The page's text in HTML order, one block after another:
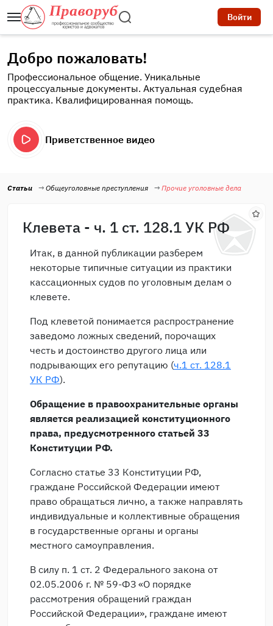
Войти
Добро пожаловать!
Профессиональное общение. Уникальные
процессуальные документы. Актуальная судебная
практика. Квалифицированная помощь.
Приветственное видео
Статьи Общеуголовные преступления Прочие уголовные дела
Клевета - ч. 1 ст. 128.1 УК РФ
Итак, в данной публикации разберем
некоторые типичные ситуации из практики
кассационных судов по уголовным делам о
клевете.
Под клеветой понимается распространение
заведомо ложных сведений, порочащих
честь и достоинство другого лица или
подрывающих его репутацию (ч.1 ст. 128.1
УК РФ).
Обращение в правоохранительные органы
является реализацией конституционного
права, предусмотренного статьей 33
Конституции РФ.
Согласно статье 33 Конституции РФ,
граждане Российской Федерации имеют
право обращаться лично, а также направлять
индивидуальные и коллективные обращения
в государственные органы и органы
местного самоуправления.
В силу п. 1 ст. 2 Федерального закона от
02.05.2006 г. № 59-ФЗ «О порядке
рассмотрения обращений граждан
Российской Федерации», граждане имеют